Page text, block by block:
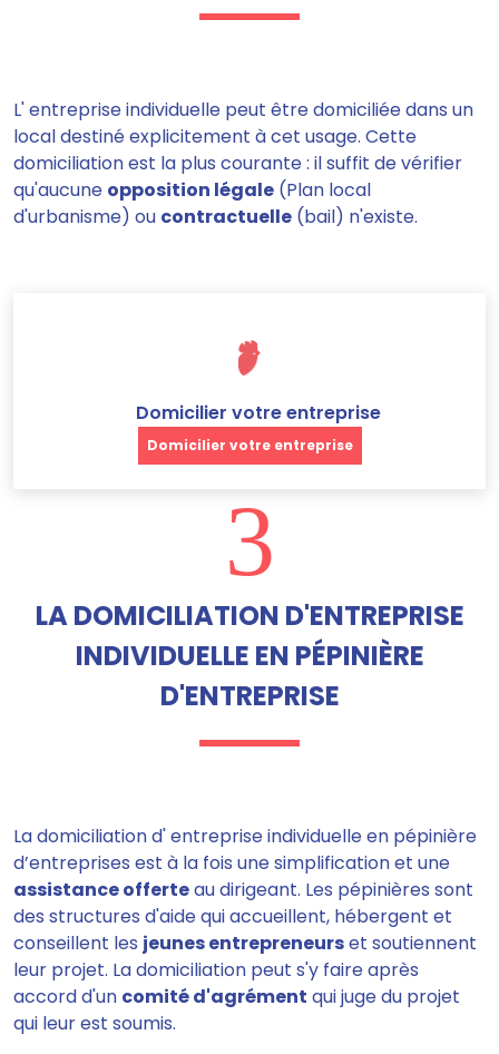
L' entreprise individuelle peut être domiciliée dans un
local destiné explicitement à cet usage. Cette
domiciliation est la plus courante : il suffit de vérifier
qu'aucune opposition légale (Plan local
d'urbanisme) ou contractuelle (bail) n'existe.
Domicilier votre entreprise
Domicilier votre entreprise
3
LA DOMICILIATION D'ENTREPRISE
INDIVIDUELLE EN PÉPINIÈRE
D'ENTREPRISE
La domiciliation d' entreprise individuelle en pépinière
d’entreprises est à la fois une simplification et une
assistance offerteau dirigeant. Les pépinières sont
des structures d'aide qui accueillent, hébergent et
conseillent les jeunes entrepreneurset soutiennent
leur projet. La domiciliation peut s'y faire après
accord d'un comité d'agrément qui juge du projet
qui leur est soumis.